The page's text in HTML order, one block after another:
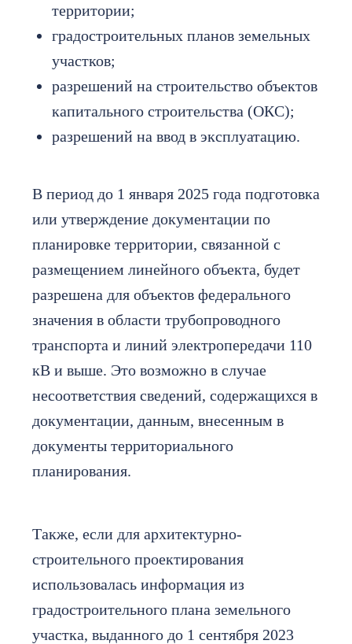
территории;
градостроительных планов земельных
участков;
разрешений на строительство объектов
капитального строительства (ОКС);
разрешений на ввод в эксплуатацию.
В период до 1 января 2025 года подготовка
или утверждение документации по
планировке территории, связанной с
размещением линейного объекта, будет
разрешена для объектов федерального
значения в области трубопроводного
транспорта и линий электропередачи 110
кВ и выше. Это возможно в случае
несоответствия сведений, содержащихся в
документации, данным, внесенным в
документы территориального
планирования.
Также, если для архитектурно-
строительного проектирования
использовалась информация из
градостроительного плана земельного
участка, выданного до 1 сентября 2023